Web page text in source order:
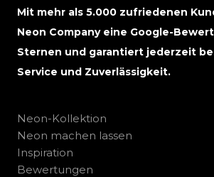
Mit mehr als 5.000 zufriedenen
Neon Company eine Google-
Sternen und garantiert jederzeit
Service und Zuverlässigkeit.
Neon-Kollektion
Neon machen lassen
Inspiration
Bewertungen